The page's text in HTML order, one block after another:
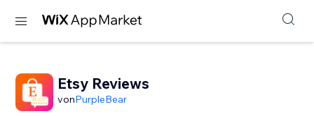
Etsy Reviews
vonPurpleBear